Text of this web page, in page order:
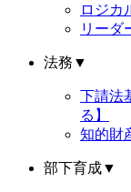
ロジカ
リーダ
法務 ▼
下請法
る】
知的財
部下育成▼